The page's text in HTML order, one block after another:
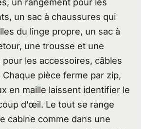
un sac à chaussures qui
du linge propre, un sac à
une trousse et une
les accessoires, câbles
pièce ferme par zip,
en maille laissent identifier le
d’œil. Le tout se range
cabine comme dans une